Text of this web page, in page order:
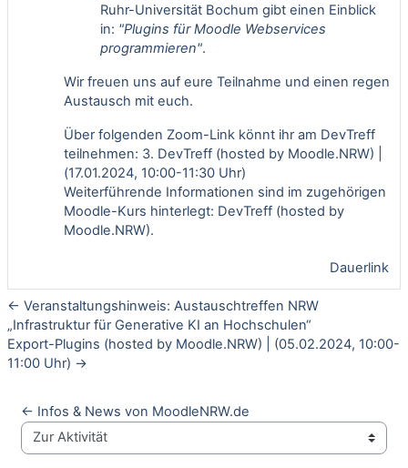
Ruhr-Universität Bochum gibt einen Einblick
in: "Plugins für Moodle Webservices
programmieren".
Wir freuen uns auf eure Teilnahme und einen regen
Austausch mit euch.
Über folgenden Zoom-Link könnt ihr am DevTreff
teilnehmen: 3. DevTreff (hosted by Moodle.NRW) |
(17.01.2024, 10:00-11:30 Uhr)
Weiterführende Informationen sind im zugehörigen
Moodle-Kurs hinterlegt: DevTreff (hosted by
Moodle.NRW).
Dauerlink
← Veranstaltungshinweis: Austauschtreffen NRW
„Infrastruktur für Generative KI an Hochschulen“
Export-Plugins (hosted by Moodle.NRW) | (05.02.2024, 10:00-
11:00 Uhr) →
← Infos & News von MoodleNRW.de
Zur Aktivität